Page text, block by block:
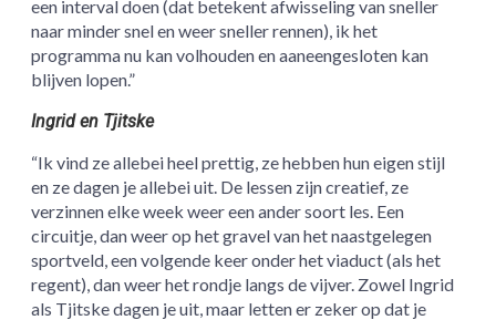
een interval doen (dat betekent afwisseling van sneller
naar minder snel en weer sneller rennen), ik het
programma nu kan volhouden en aaneengesloten kan
blijven lopen.”
Ingrid en Tjitske
“Ik vind ze allebei heel prettig, ze hebben hun eigen stijl
en ze dagen je allebei uit. De lessen zijn creatief, ze
verzinnen elke week weer een ander soort les. Een
circuitje, dan weer op het gravel van het naastgelegen
sportveld, een volgende keer onder het viaduct (als het
regent), dan weer het rondje langs de vijver. Zowel Ingrid
als Tjitske dagen je uit, maar letten er zeker op dat je